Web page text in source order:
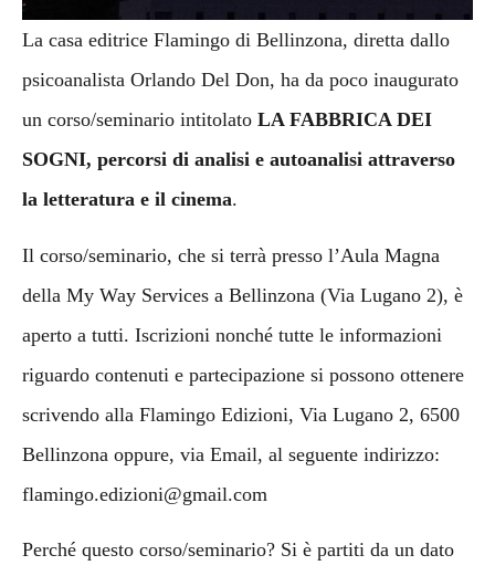
La casa editrice Flamingo di Bellinzona, diretta dallo
psicoanalista Orlando Del Don, ha da poco inaugurato
un corso/seminario intitolato LA FABBRICA DEI
SOGNI, percorsi di analisi e autoanalisi attraverso
la letteratura e il cinema.
Il corso/seminario, che si terrà presso l’Aula Magna
della My Way Services a Bellinzona (Via Lugano 2), è
aperto a tutti. Iscrizioni nonché tutte le informazioni
riguardo contenuti e partecipazione si possono ottenere
scrivendo alla Flamingo Edizioni, Via Lugano 2, 6500
Bellinzona oppure, via Email, al seguente indirizzo:
flamingo.edizioni@gmail.com
Perché questo corso/seminario? Si è partiti da un dato